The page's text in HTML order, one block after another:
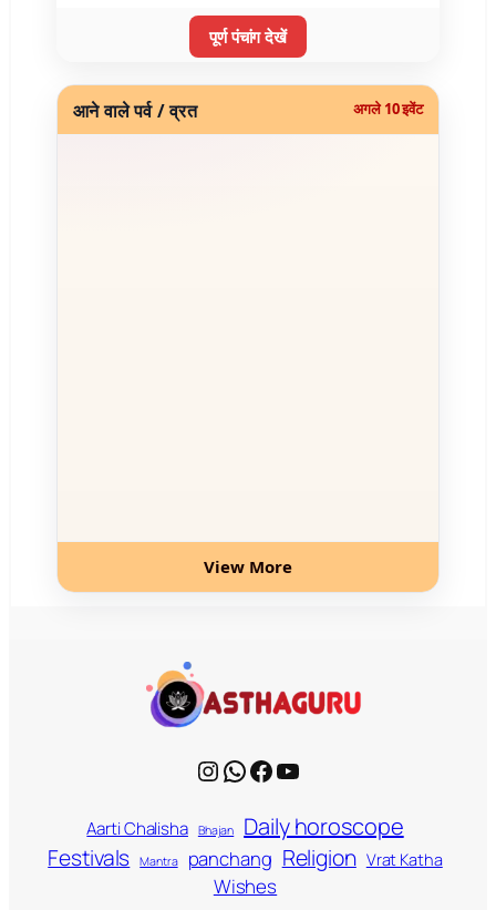
पूर्ण पंचांग देखें
आने वाले पर्व / व्रत अगले 10 इवेंट
View More
Instagram WhatsApp Facebook YouTube
Aarti Chalisha Bhajan Daily horoscope
Festivals Mantra panchang Religion Vrat Katha
Wishes